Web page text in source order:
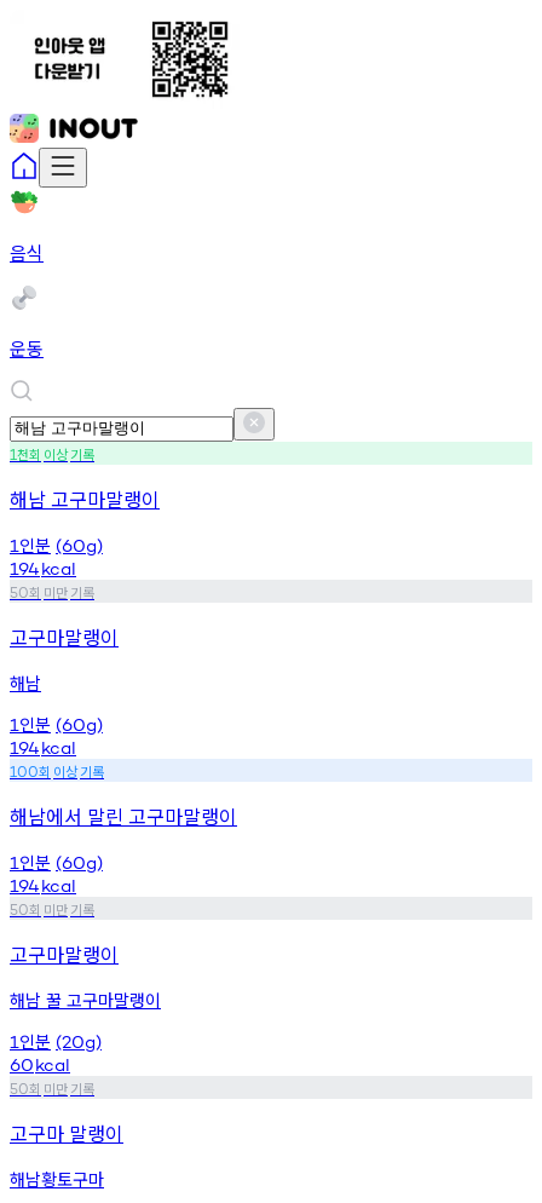
음식
운동
1천회 이상기록
해남 고구마말랭이
1 인분 (60g)
194kcal
50회 미만기록
고구마말랭이
해남
1 인분 (60g)
194kcal
100회 이상기록
해남에서 말린 고구마말랭이
1 인분 (60g)
194kcal
50회 미만기록
고구마말랭이
해남 꿀 고구마말랭이
1 인분 (20g)
60kcal
50회 미만기록
고구마 말랭이
해남황토구마